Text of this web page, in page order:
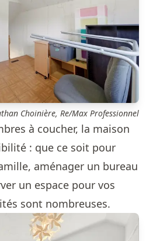
Choinière, Re/Max Professionnel
à coucher, la maison
: que ce soit pour
aménager un bureau
un espace pour vos
sont nombreuses.